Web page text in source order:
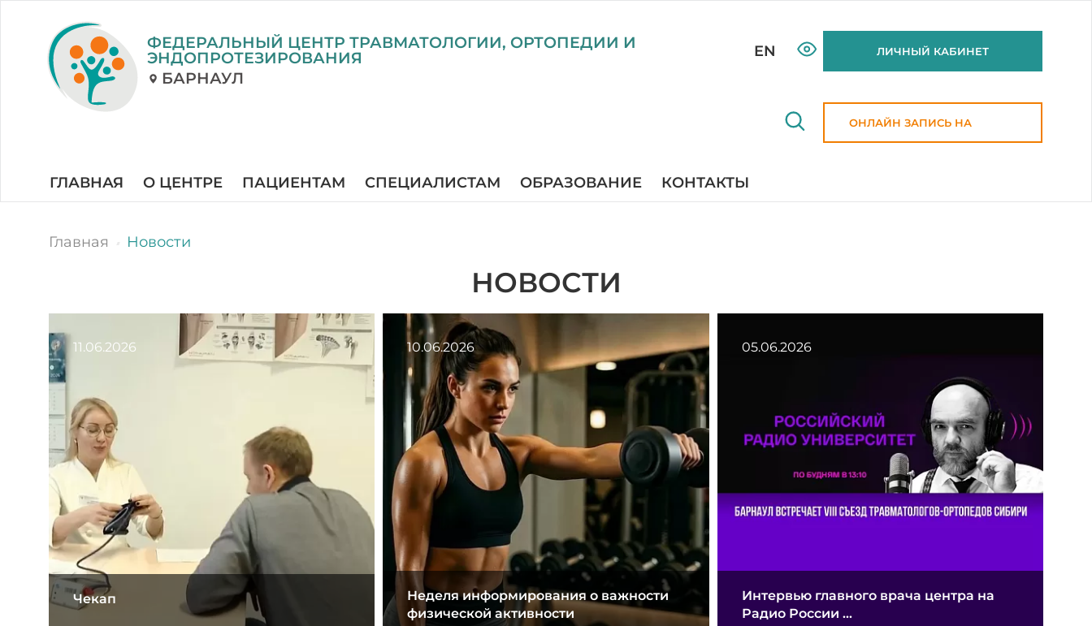
ФЕДЕРАЛЬНЫЙ ЦЕНТР ТРАВМАТОЛОГИИ, ОРТОПЕДИИ И
ЭНДОПРОТЕЗИРОВАНИЯ
БАРНАУЛ
EN ЛИЧНЫЙ КАБИНЕТ
ОНЛАЙН ЗАПИСЬ НА
ГЛАВНАЯ О ЦЕНТРЕ ПАЦИЕНТАМ СПЕЦИАЛИСТАМ ОБРАЗОВАНИЕ КОНТАКТЫ
Главная Новости
НОВОСТИ
11.06.2026
Чекап
10.06.2026
Неделя информирования о важности
физической активности
05.06.2026
Интервью главного врача центра на
Радио России ...